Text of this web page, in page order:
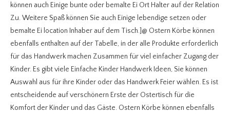
können auch Einige bunte oder bemalte Ei Ort Halter auf der Relation
Zu. Weitere Spaß können Sie auch Einige lebendige setzen oder
bemalte Ei location Inhaber auf dem Tisch.]@ Ostern Körbe können
ebenfalls enthalten auf der Tabelle, in der alle Produkte erforderlich
für das Handwerk machen Zusammen für viel einfacher Zugang der
Kinder. Es gibt viele Einfache Kinder Handwerk Ideen, Sie können
Auswahl aus für ihre Kinder oder das Handwerk Feier wählen. Es ist
entscheidende auf verschönern Erste der Ostertisch für die
Komfort der Kinder und das Gäste. Ostern Körbe können ebenfalls